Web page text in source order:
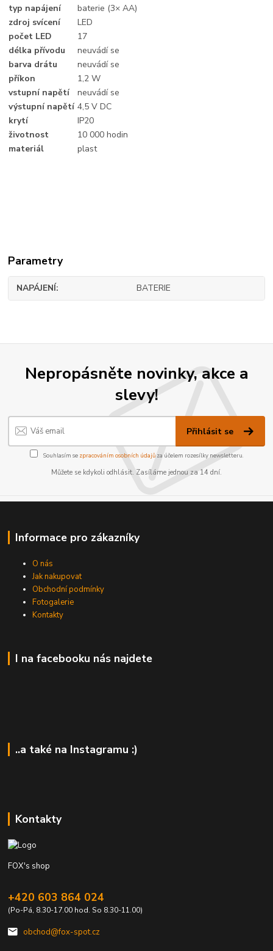
typ napájení
baterie (3× AA)
zdroj svícení
LED
počet LED
17
délka přívodu
neuvádí se
barva drátu
neuvádí se
příkon
1,2 W
vstupní napětí
neuvádí se
výstupní napětí 4,5 V DC
krytí
IP20
životnost
10 000 hodin
materiál
plast
Parametry
NAPÁJENÍ BATERIE
Nepropásněte novinky, akce a
slevy!
Přihlásit se
Souhlasím se zpracováním osobních údajůza účelem rozesílky newsletteru.
Můžete se kdykoli odhlásit. Zasíláme jednou za 14 dní.
Informace pro zákazníky
O nás
Jak nakupovat
Obchodní podmínky
Fotogalerie
Kontakty
I na facebooku nás najdete
..a také na Instagramu :)
Kontakty
FOX's shop
+420 603 864 024
(Po-Pá, 8.30-17.00 hod. So 8.30-11.00)
obchod@fox-spot.cz